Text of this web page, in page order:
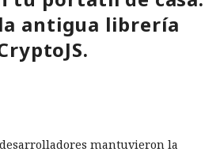
antigua librería
mantuvieron la